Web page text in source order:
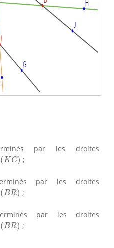
par les droites
(KC)
(KC) ;
par les droites
(BR)
(BR) ;
par les droites
(BR)
(BR) ;